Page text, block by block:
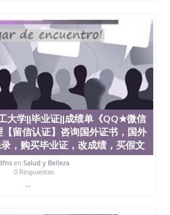
州立大学（San Jose State
州立大学文凭（San Jose State
州立大学文凭（San Jose State
塞州立大学文凭（San Jose
何塞州立大学学历（ San Jose
何塞州立大学学历（San Jose
何塞州立大学学历（San Jose
塞州立大学学历（San Jose
何塞州立大学（San Jose State
立大学（San Jose State
立大学（San Jose State
立大学（San Jose State
州立大学学位证（San Jose State
州立大学学位证（San Jose State
州立大学学位证（San Jose State
大学||毕业证||成绩单《QQ★微信
留信认证】咨询国外证书，国外
，购买毕业证，改成绩，买假文
en Salud y Belleza
0 Respuestas
...